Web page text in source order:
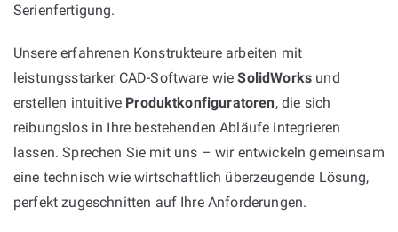
Serienfertigung.
Unsere erfahrenen Konstrukteure arbeiten mit
leistungsstarker CAD-Software wieSolidWorks und
erstellen intuitive Produktkonfiguratoren, die sich
reibungslos in Ihre bestehenden Abläufe integrieren
lassen. Sprechen Sie mit uns – wir entwickeln gemeinsam
eine technisch wie wirtschaftlich überzeugende Lösung,
perfekt zugeschnitten auf Ihre Anforderungen.